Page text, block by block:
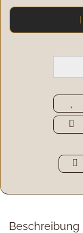
Beschreibung